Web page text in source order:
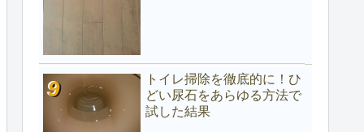
トイレ掃除を徹底的に！ひ
どい尿石をあらゆる方法で
試した結果